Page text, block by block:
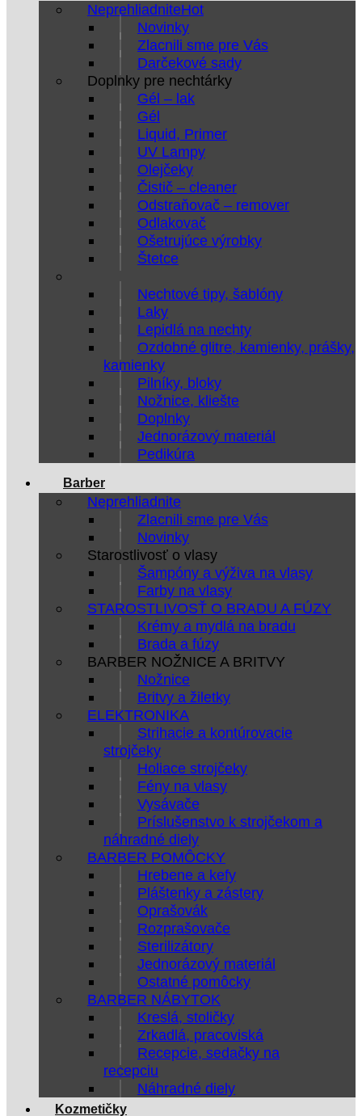
Neprehliadnite
Novinky
Zlacnili sme pre Vás
Darčekové sady
Doplnky pre nechtárky
Gél – lak
Gél
Liquid, Primer
UV Lampy
Olejčeky
Čistič – cleaner
Odstraňovač – remover
Odlakovač
Ošetrujúce výrobky
Štetce
Nechtové tipy, šablóny
Laky
Lepidlá na nechty
Ozdobné glitre, kamienky, prášky,
kamienky
Pilníky, bloky
Nožnice, kliešte
Doplnky
Jednorázový materiál
Pedikúra
Barber
Neprehliadnite
Zlacnili sme pre Vás
Novinky
Starostlivosť o vlasy
Šampóny a výživa na vlasy
Farby na vlasy
STAROSTLIVOSŤ O BRADU A FÚZY
Krémy a mydlá na bradu
Brada a fúzy
BARBER NOŽNICE A BRITVY
Nožnice
Britvy a žiletky
ELEKTRONIKA
Strihacie a kontúrovacie
strojčeky
Holiace strojčeky
Fény na vlasy
Vysávače
Príslušenstvo k strojčekom a
náhradné diely
BARBER POMÔCKY
Hrebene a kefy
Pláštenky a zástery
Oprašovák
Rozprašovače
Sterilizátory
Jednorázový materiál
Ostatné pomôcky
BARBER NÁBYTOK
Kreslá, stoličky
Zrkadlá, pracoviská
Recepcie, sedačky na
recepciu
Náhradné diely
Kozmetičky